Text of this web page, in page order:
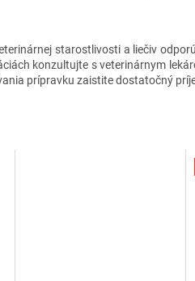
starostlivosti a liečiv
konzultujte s veterinárnym
prípravku zaistite dostatočný